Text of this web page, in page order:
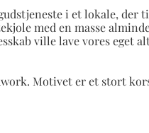
i et lokale, der
med en masse
ville lave vores eget
Motivet er et stort